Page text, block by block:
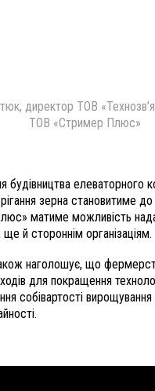
директор ТОВ
ТОВ «Стример Плюс»
будівництва елеваторного
зерна становитиме
матиме можливість
ще й стороннім організаціям.
наголошує, що
для покращення
собівартості